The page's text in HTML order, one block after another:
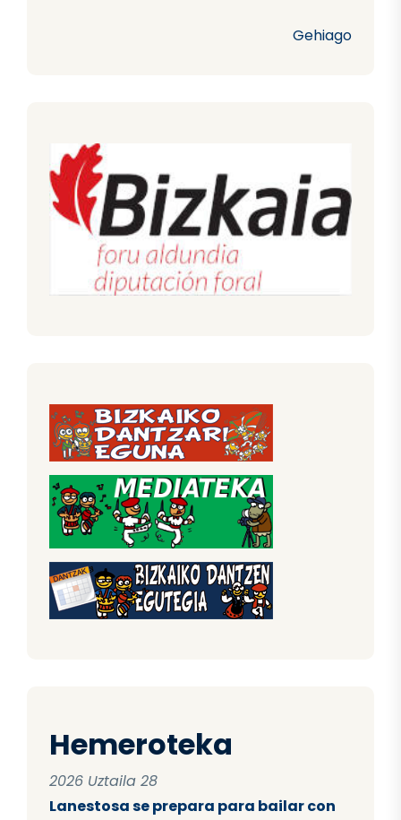
Gehiago
Hemeroteka
2026 Uztaila 28
Lanestosa se prepara para bailar con